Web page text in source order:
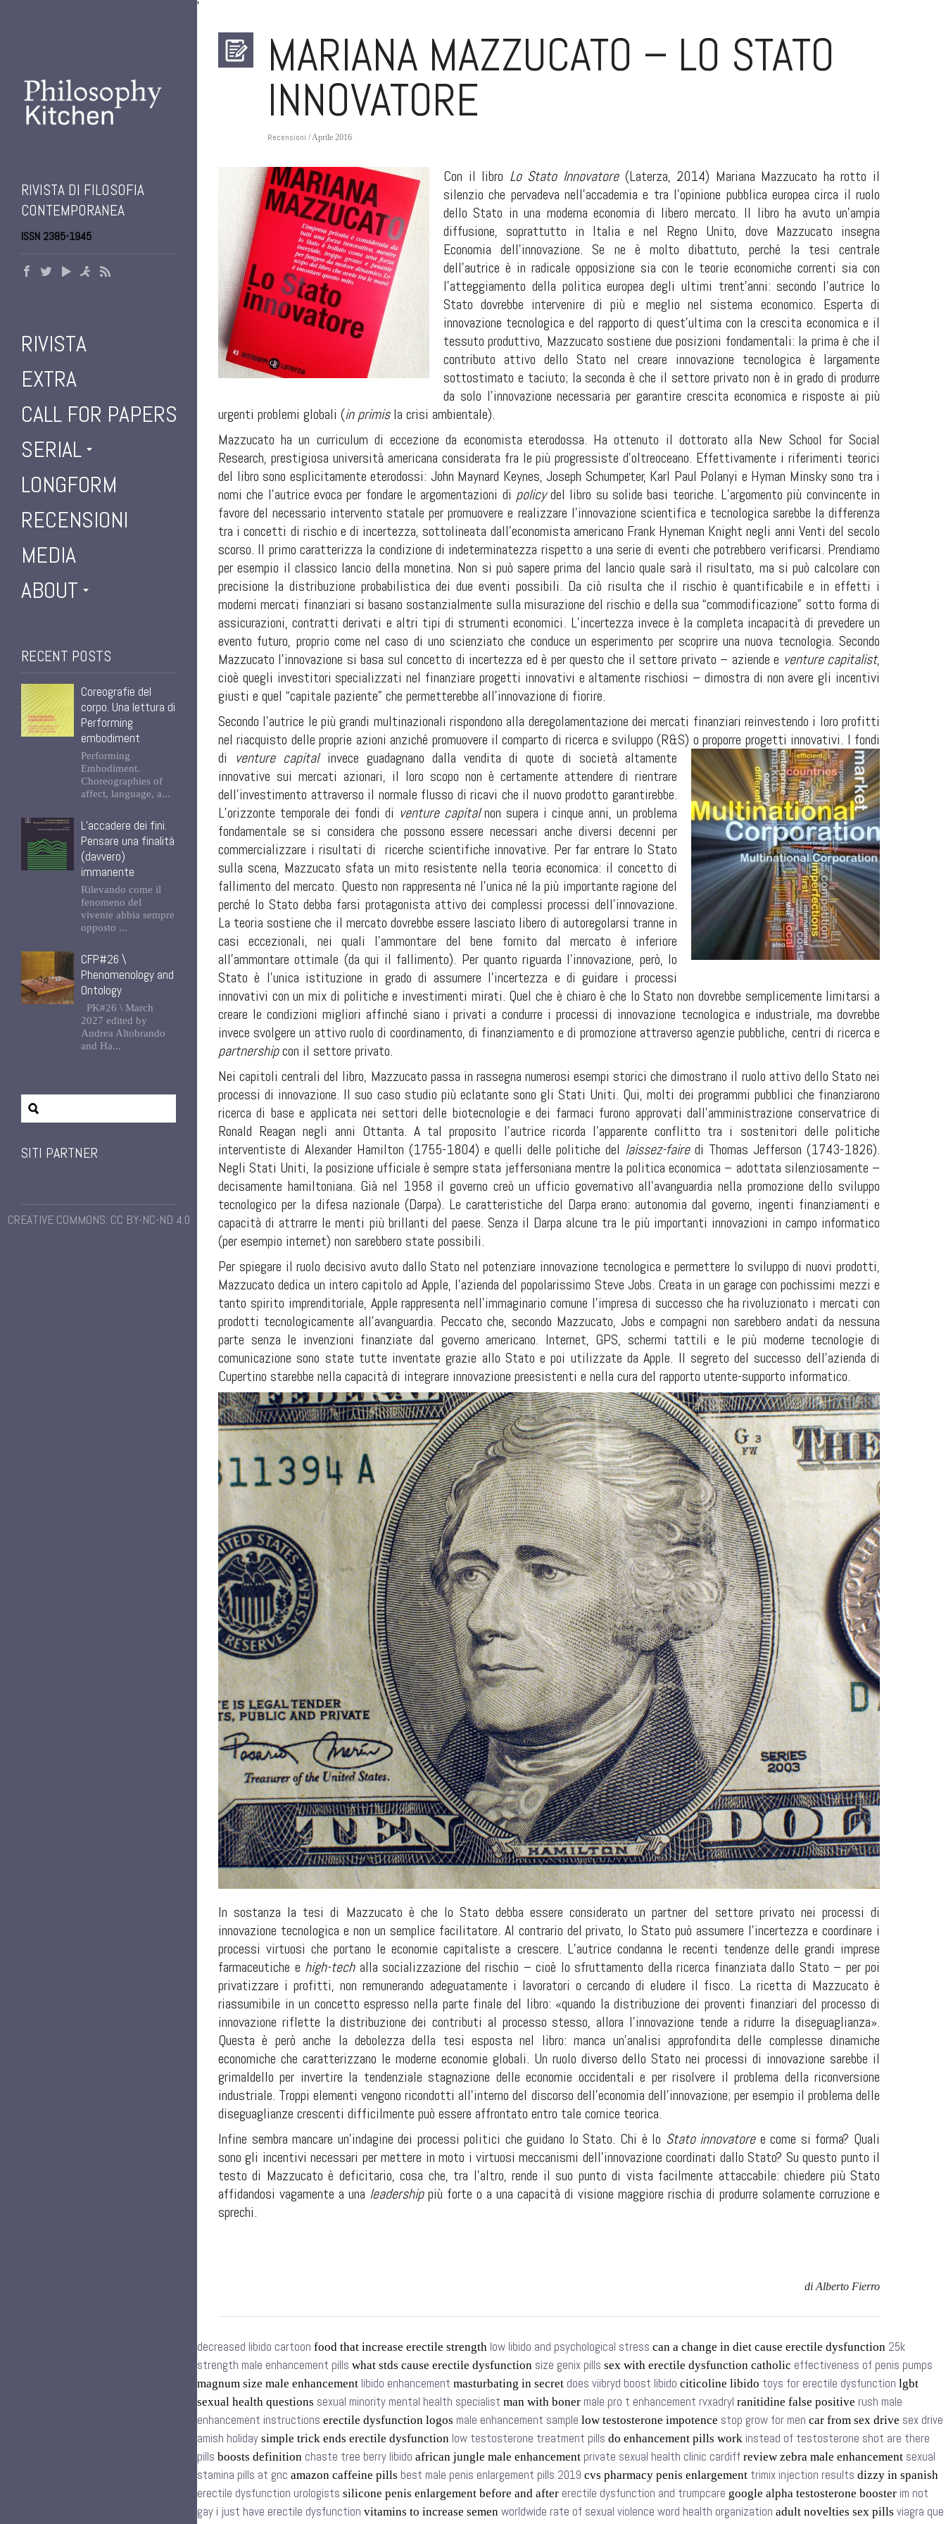
'
RIVISTA DI FILOSOFIA
CONTEMPORANEA
ISSN 2385-1945
RIVISTA
EXTRA
CALL FOR PAPERS
SERIAL
LONGFORM
RECENSIONI
MEDIA
ABOUT
RECENT POSTS
Coreografie del
corpo. Una lettura di
Performing
embodiment
Performing
Embodiment.
Choreographies of
affect, language, a...
L’accadere dei fini.
Pensare una finalità
(davvero)
immanente
Rilevando come il
fenomeno del
vivente abbia sempre
opposto ...
CFP#26 \
Phenomenology and
Ontology
PK#26 \ March
2027 edited by
Andrea Altobrando
and Ha...
SITI PARTNER
CREATIVE COMMONS: CC BY-NC-ND 4.0
MARIANA MAZZUCATO – LO STATO
INNOVATORE
Recensioni / Aprile 2016
Con il libro Lo Stato Innovatore(Laterza, 2014) Mariana Mazzucato ha rotto il
silenzio che pervadeva nell’accademia e tra l’opinione pubblica europea circa il ruolo
dello Stato in una moderna economia di libero mercato. Il libro ha avuto un’ampia
diffusione, soprattutto in Italia e nel Regno Unito, dove Mazzucato insegna
Economia dell’innovazione. Se ne è molto dibattuto, perché la tesi centrale
dell’autrice è in radicale opposizione sia con le teorie economiche correnti sia con
l’atteggiamento della politica europea degli ultimi trent’anni: secondo l’autrice lo
Stato dovrebbe intervenire di più e meglio nel sistema economico. Esperta di
innovazione tecnologica e del rapporto di quest’ultima con la crescita economica e il
tessuto produttivo, Mazzucato sostiene due posizioni fondamentali: la prima è che il
contributo attivo dello Stato nel creare innovazione tecnologica è largamente
sottostimato e taciuto; la seconda è che il settore privato non è in grado di produrre
da solo l’innovazione necessaria per garantire crescita economica e risposte ai più
urgenti problemi globali (in primisla crisi ambientale).
Mazzucato ha un curriculum di eccezione da economista eterodossa. Ha ottenuto il dottorato alla New School for Social
Research, prestigiosa università americana considerata fra le più progressiste d’oltreoceano. Effettivamente i riferimenti teorici
del libro sono esplicitamente eterodossi: John Maynard Keynes, Joseph Schumpeter, Karl Paul Polanyi e Hyman Minsky sono tra i
nomi che l’autrice evoca per fondare le argomentazioni di policydel libro su solide basi teoriche. L’argomento più convincente in
favore del necessario intervento statale per promuovere e realizzare l’innovazione scientifica e tecnologica sarebbe la differenza
tra i concetti di rischio e di incertezza, sottolineata dall’economista americano Frank Hyneman Knight negli anni Venti del secolo
scorso. Il primo caratterizza la condizione di indeterminatezza rispetto a una serie di eventi che potrebbero verificarsi. Prendiamo
per esempio il classico lancio della monetina. Non si può sapere prima del lancio quale sarà il risultato, ma si può calcolare con
precisione la distribuzione probabilistica dei due eventi possibili. Da ciò risulta che il rischio è quantificabile e in effetti i
moderni mercati finanziari si basano sostanzialmente sulla misurazione del rischio e della sua “commodificazione” sotto forma di
assicurazioni, contratti derivati e altri tipi di strumenti economici. L’incertezza invece è la completa incapacità di prevedere un
evento futuro, proprio come nel caso di uno scienziato che conduce un esperimento per scoprire una nuova tecnologia. Secondo
Mazzucato l’innovazione si basa sul concetto di incertezza ed è per questo che il settore privato – aziende e venture capitalist,
cioè quegli investitori specializzati nel finanziare progetti innovativi e altamente rischiosi – dimostra di non avere gli incentivi
giusti e quel “capitale paziente” che permetterebbe all’innovazione di fiorire.
Secondo l’autrice le più grandi multinazionali rispondono alla deregolamentazione dei mercati finanziari reinvestendo i loro profitti
nel riacquisto delle proprie azioni anziché promuovere il comparto di ricerca e sviluppo (R&S) o proporre progetti innovativi. I fondi
di venture capital invece guadagnano dalla vendita di quote di società altamente
innovative sui mercati azionari, il loro scopo non è certamente attendere di rientrare
dell’investimento attraverso il normale flusso di ricavi che il nuovo prodotto garantirebbe.
L’orizzonte temporale dei fondi di venture capitalnon supera i cinque anni, un problema
fondamentale se si considera che possono essere necessari anche diversi decenni per
commercializzare i risultati di ricerche scientifiche innovative. Per far entrare lo Stato
sulla scena, Mazzucato sfata un mito resistente nella teoria economica: il concetto di
fallimento del mercato. Questo non rappresenta né l’unica né la più importante ragione del
perché lo Stato debba farsi protagonista attivo dei complessi processi dell’innovazione.
La teoria sostiene che il mercato dovrebbe essere lasciato libero di autoregolarsi tranne in
casi eccezionali, nei quali l’ammontare del bene fornito dal mercato è inferiore
all’ammontare ottimale (da qui il fallimento). Per quanto riguarda l’innovazione, però, lo
Stato è l’unica istituzione in grado di assumere l’incertezza e di guidare i processi
innovativi con un mix di politiche e investimenti mirati. Quel che è chiaro è che lo Stato non dovrebbe semplicemente limitarsi a
creare le condizioni migliori affinché siano i privati a condurre i processi di innovazione tecnologica e industriale, ma dovrebbe
invece svolgere un attivo ruolo di coordinamento, di finanziamento e di promozione attraverso agenzie pubbliche, centri di ricerca e
partnershipcon il settore privato.
Nei capitoli centrali del libro, Mazzucato passa in rassegna numerosi esempi storici che dimostrano il ruolo attivo dello Stato nei
processi di innovazione. Il suo caso studio più eclatante sono gli Stati Uniti. Qui, molti dei programmi pubblici che finanziarono
ricerca di base e applicata nei settori delle biotecnologie e dei farmaci furono approvati dall’amministrazione conservatrice di
Ronald Reagan negli anni Ottanta. A tal proposito l’autrice ricorda l’apparente conflitto tra i sostenitori delle politiche
interventiste di Alexander Hamilton (1755-1804) e quelli delle politiche del laissez-fairedi Thomas Jefferson (1743-1826).
Negli Stati Uniti, la posizione ufficiale è sempre stata jeffersoniana mentre la politica economica – adottata silenziosamente –
decisamente hamiltoniana. Già nel 1958 il governo creò un ufficio governativo all’avanguardia nella promozione dello sviluppo
tecnologico per la difesa nazionale (Darpa). Le caratteristiche del Darpa erano: autonomia dal governo, ingenti finanziamenti e
capacità di attrarre le menti più brillanti del paese. Senza il Darpa alcune tra le più importanti innovazioni in campo informatico
(per esempio internet) non sarebbero state possibili.
Per spiegare il ruolo decisivo avuto dallo Stato nel potenziare innovazione tecnologica e permettere lo sviluppo di nuovi prodotti,
Mazzucato dedica un intero capitolo ad Apple, l’azienda del popolarissimo Steve Jobs. Creata in un garage con pochissimi mezzi e
tanto spirito imprenditoriale, Apple rappresenta nell’immaginario comune l’impresa di successo che ha rivoluzionato i mercati con
prodotti tecnologicamente all’avanguardia. Peccato che, secondo Mazzucato, Jobs e compagni non sarebbero andati da nessuna
parte senza le invenzioni finanziate dal governo americano. Internet, GPS, schermi tattili e le più moderne tecnologie di
comunicazione sono state tutte inventate grazie allo Stato e poi utilizzate da Apple. Il segreto del successo dell’azienda di
Cupertino starebbe nella capacità di integrare innovazione preesistenti e nella cura del rapporto utente-supporto informatico.
In sostanza la tesi di Mazzucato è che lo Stato debba essere considerato un partner del settore privato nei processi di
innovazione tecnologica e non un semplice facilitatore. Al contrario del privato, lo Stato può assumere l’incertezza e coordinare i
processi virtuosi che portano le economie capitaliste a crescere. L’autrice condanna le recenti tendenze delle grandi imprese
farmaceutiche e high-techalla socializzazione del rischio – cioè lo sfruttamento della ricerca finanziata dallo Stato – per poi
privatizzare i profitti, non remunerando adeguatamente i lavoratori o cercando di eludere il fisco. La ricetta di Mazzucato è
riassumibile in un concetto espresso nella parte finale del libro: «quando la distribuzione dei proventi finanziari del processo di
innovazione riflette la distribuzione dei contributi al processo stesso, allora l’innovazione tende a ridurre la diseguaglianza».
Questa è però anche la debolezza della tesi esposta nel libro: manca un’analisi approfondita delle complesse dinamiche
economiche che caratterizzano le moderne economie globali. Un ruolo diverso dello Stato nei processi di innovazione sarebbe il
grimaldello per invertire la tendenziale stagnazione delle economie occidentali e per risolvere il problema della riconversione
industriale. Troppi elementi vengono ricondotti all’interno del discorso dell’economia dell’innovazione; per esempio il problema delle
diseguaglianze crescenti difficilmente può essere affrontato entro tale cornice teorica.
Infine sembra mancare un’indagine dei processi politici che guidano lo Stato. Chi è lo Stato innovatoree come si forma? Quali
sono gli incentivi necessari per mettere in moto i virtuosi meccanismi dell’innovazione coordinati dallo Stato? Su questo punto il
testo di Mazzucato è deficitario, cosa che, tra l’altro, rende il suo punto di vista facilmente attaccabile: chiedere più Stato
affidandosi vagamente a una leadershippiù forte o a una capacità di visione maggiore rischia di produrre solamente corruzione e
sprechi.
di Alberto Fierro
decreased libido cartoon food that increase erectile strength low libido and psychological stress can a change in diet cause erectile dysfunction 25k
strength male enhancement pills what stds cause erectile dysfunction size genix pills sex with erectile dysfunction catholic effectiveness of penis pumps
magnum size male enhancement libido enhancement masturbating in secret does viibryd boost libido citicoline libido toys for erectile dysfunction lgbt
sexual health questions sexual minority mental health specialist man with boner male pro t enhancement rvxadryl ranitidine false positive rush male
enhancement instructions erectile dysfunction logos male enhancement sample low testosterone impotence stop grow for men car from sex drive sex drive
amish holiday simple trick ends erectile dysfunction low testosterone treatment pills do enhancement pills work instead of testosterone shot are there
pills boosts definition chaste tree berry libido african jungle male enhancement private sexual health clinic cardiff review zebra male enhancement sexual
stamina pills at gnc amazon caffeine pills best male penis enlargement pills 2019 cvs pharmacy penis enlargement trimix injection results dizzy in spanish
erectile dysfunction urologists silicone penis enlargement before and after erectile dysfunction and trumpcare google alpha testosterone booster im not
gay i just have erectile dysfunction vitamins to increase semen worldwide rate of sexual violence word health organization adult novelties sex pills viagra que